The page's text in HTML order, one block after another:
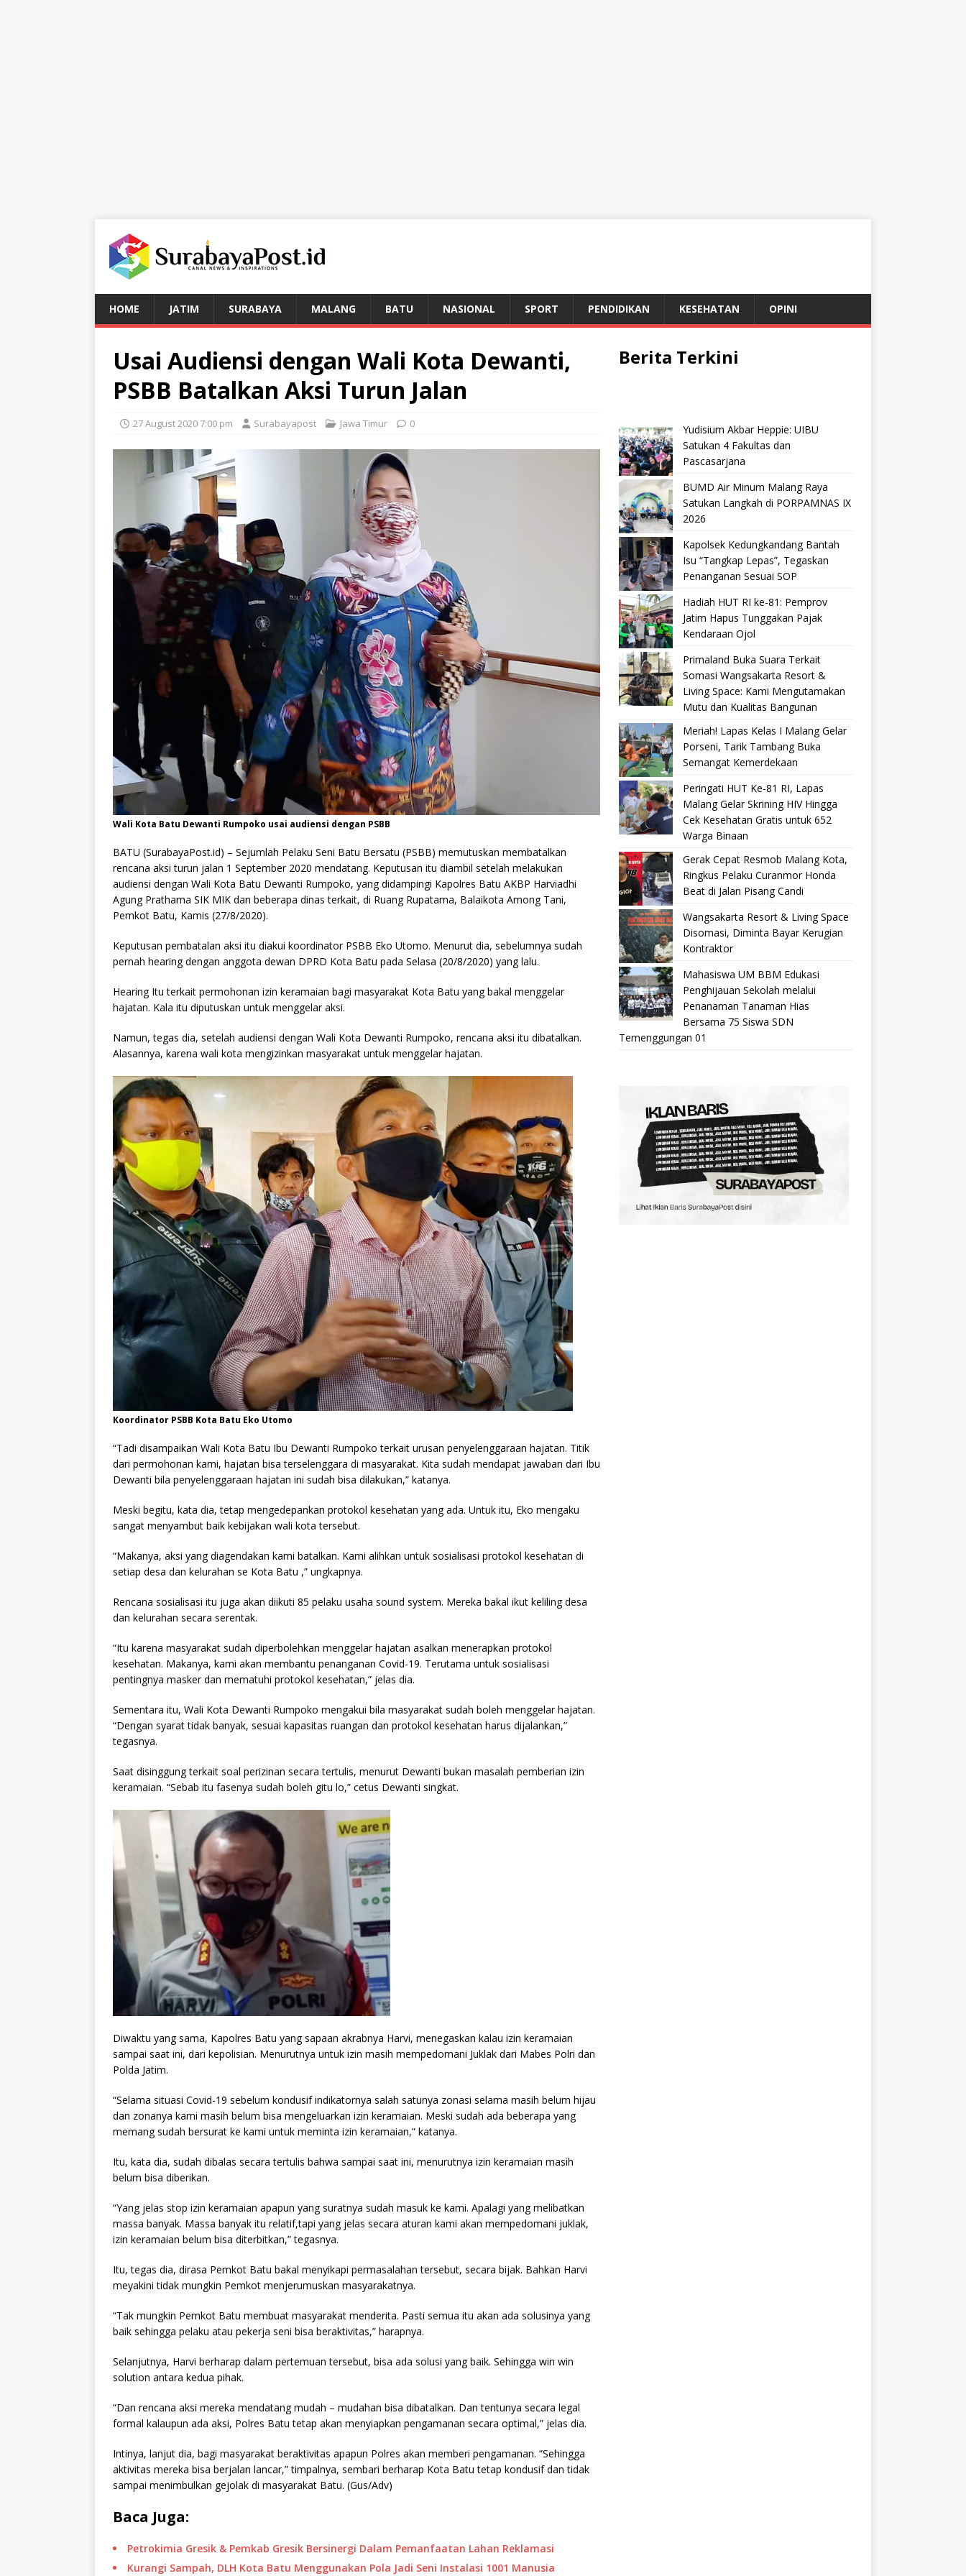
HOME JATIM SURABAYA MALANG BATU NASIONAL SPORT PENDIDIKAN KESEHATAN OPINI
Usai Audiensi dengan Wali Kota Dewanti,
PSBB Batalkan Aksi Turun Jalan
27 August 2020 7:00 pm Surabayapost Jawa Timur 0
Wali Kota Batu Dewanti Rumpoko usai audiensi dengan PSBB
BATU (SurabayaPost.id) – Sejumlah Pelaku Seni Batu Bersatu (PSBB) memutuskan membatalkan
rencana aksi turun jalan 1 September 2020 mendatang. Keputusan itu diambil setelah melakukan
audiensi dengan Wali Kota Batu Dewanti Rumpoko, yang didampingi Kapolres Batu AKBP Harviadhi
Agung Prathama SIK MIK dan beberapa dinas terkait, di Ruang Rupatama, Balaikota Among Tani,
Pemkot Batu, Kamis (27/8/2020).
Keputusan pembatalan aksi itu diakui koordinator PSBB Eko Utomo. Menurut dia, sebelumnya sudah
pernah hearing dengan anggota dewan DPRD Kota Batu pada Selasa (20/8/2020) yang lalu.
Hearing Itu terkait permohonan izin keramaian bagi masyarakat Kota Batu yang bakal menggelar
hajatan. Kala itu diputuskan untuk menggelar aksi.
Namun, tegas dia, setelah audiensi dengan Wali Kota Dewanti Rumpoko, rencana aksi itu dibatalkan.
Alasannya, karena wali kota mengizinkan masyarakat untuk menggelar hajatan.
Koordinator PSBB Kota Batu Eko Utomo
“Tadi disampaikan Wali Kota Batu Ibu Dewanti Rumpoko terkait urusan penyelenggaraan hajatan. Titik
dari permohonan kami, hajatan bisa terselenggara di masyarakat. Kita sudah mendapat jawaban dari Ibu
Dewanti bila penyelenggaraan hajatan ini sudah bisa dilakukan,” katanya.
Meski begitu, kata dia, tetap mengedepankan protokol kesehatan yang ada. Untuk itu, Eko mengaku
sangat menyambut baik kebijakan wali kota tersebut.
“Makanya, aksi yang diagendakan kami batalkan. Kami alihkan untuk sosialisasi protokol kesehatan di
setiap desa dan kelurahan se Kota Batu ,” ungkapnya.
Rencana sosialisasi itu juga akan diikuti 85 pelaku usaha sound system. Mereka bakal ikut keliling desa
dan kelurahan secara serentak.
“Itu karena masyarakat sudah diperbolehkan menggelar hajatan asalkan menerapkan protokol
kesehatan. Makanya, kami akan membantu penanganan Covid-19. Terutama untuk sosialisasi
pentingnya masker dan mematuhi protokol kesehatan,” jelas dia.
Sementara itu, Wali Kota Dewanti Rumpoko mengakui bila masyarakat sudah boleh menggelar hajatan.
“Dengan syarat tidak banyak, sesuai kapasitas ruangan dan protokol kesehatan harus dijalankan,”
tegasnya.
Saat disinggung terkait soal perizinan secara tertulis, menurut Dewanti bukan masalah pemberian izin
keramaian. “Sebab itu fasenya sudah boleh gitu lo,” cetus Dewanti singkat.
Diwaktu yang sama, Kapolres Batu yang sapaan akrabnya Harvi, menegaskan kalau izin keramaian
sampai saat ini, dari kepolisian. Menurutnya untuk izin masih mempedomani Juklak dari Mabes Polri dan
Polda Jatim.
“Selama situasi Covid-19 sebelum kondusif indikatornya salah satunya zonasi selama masih belum hijau
dan zonanya kami masih belum bisa mengeluarkan izin keramaian. Meski sudah ada beberapa yang
memang sudah bersurat ke kami untuk meminta izin keramaian,” katanya.
Itu, kata dia, sudah dibalas secara tertulis bahwa sampai saat ini, menurutnya izin keramaian masih
belum bisa diberikan.
“Yang jelas stop izin keramaian apapun yang suratnya sudah masuk ke kami. Apalagi yang melibatkan
massa banyak. Massa banyak itu relatif,tapi yang jelas secara aturan kami akan mempedomani juklak,
izin keramaian belum bisa diterbitkan,” tegasnya.
Itu, tegas dia, dirasa Pemkot Batu bakal menyikapi permasalahan tersebut, secara bijak. Bahkan Harvi
meyakini tidak mungkin Pemkot menjerumuskan masyarakatnya.
“Tak mungkin Pemkot Batu membuat masyarakat menderita. Pasti semua itu akan ada solusinya yang
baik sehingga pelaku atau pekerja seni bisa beraktivitas,” harapnya.
Selanjutnya, Harvi berharap dalam pertemuan tersebut, bisa ada solusi yang baik. Sehingga win win
solution antara kedua pihak.
“Dan rencana aksi mereka mendatang mudah – mudahan bisa dibatalkan. Dan tentunya secara legal
formal kalaupun ada aksi, Polres Batu tetap akan menyiapkan pengamanan secara optimal,” jelas dia.
Intinya, lanjut dia, bagi masyarakat beraktivitas apapun Polres akan memberi pengamanan. “Sehingga
aktivitas mereka bisa berjalan lancar,” timpalnya, sembari berharap Kota Batu tetap kondusif dan tidak
sampai menimbulkan gejolak di masyarakat Batu. (Gus/Adv)
Baca Juga:
Petrokimia Gresik & Pemkab Gresik Bersinergi Dalam Pemanfaatan Lahan Reklamasi
Kurangi Sampah, DLH Kota Batu Menggunakan Pola Jadi Seni Instalasi 1001 Manusia
Berita Terkini
Yudisium Akbar Heppie: UIBU
Satukan 4 Fakultas dan
Pascasarjana
BUMD Air Minum Malang Raya
Satukan Langkah di PORPAMNAS IX
2026
Kapolsek Kedungkandang Bantah
Isu “Tangkap Lepas”, Tegaskan
Penanganan Sesuai SOP
Hadiah HUT RI ke-81: Pemprov
Jatim Hapus Tunggakan Pajak
Kendaraan Ojol
Primaland Buka Suara Terkait
Somasi Wangsakarta Resort &
Living Space: Kami Mengutamakan
Mutu dan Kualitas Bangunan
Meriah! Lapas Kelas I Malang Gelar
Porseni, Tarik Tambang Buka
Semangat Kemerdekaan
Peringati HUT Ke-81 RI, Lapas
Malang Gelar Skrining HIV Hingga
Cek Kesehatan Gratis untuk 652
Warga Binaan
Gerak Cepat Resmob Malang Kota,
Ringkus Pelaku Curanmor Honda
Beat di Jalan Pisang Candi
Wangsakarta Resort & Living Space
Disomasi, Diminta Bayar Kerugian
Kontraktor
Mahasiswa UM BBM Edukasi
Penghijauan Sekolah melalui
Penanaman Tanaman Hias
Bersama 75 Siswa SDN
Temenggungan 01